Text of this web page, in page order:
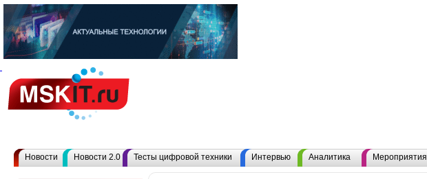
Новости Новости 2.0 Тесты цифровой техники Интервью Аналитика Мероприятия